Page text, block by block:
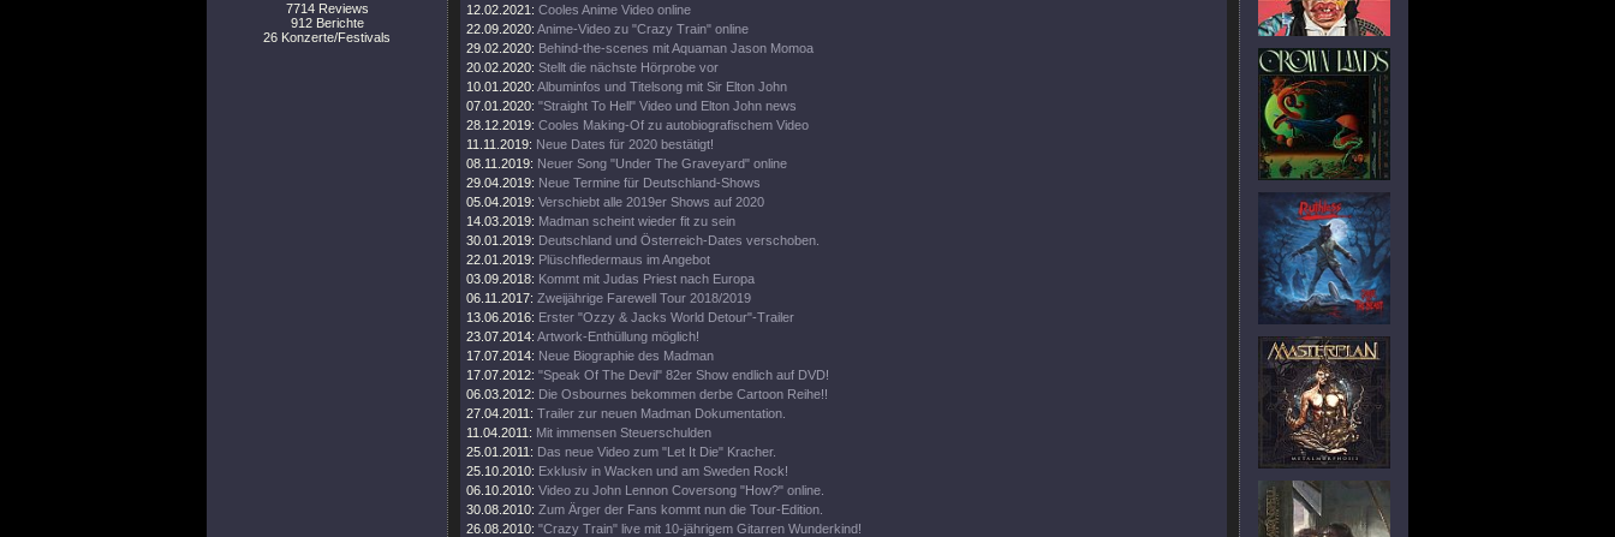
7714 Reviews
912 Berichte
26 Konzerte/Festivals
12.02.2021: Cooles Anime Video online
22.09.2020: Anime-Video zu "Crazy Train" online
29.02.2020: Behind-the-scenes mit Aquaman Jason Momoa
20.02.2020: Stellt die nächste Hörprobe vor
10.01.2020: Albuminfos und Titelsong mit Sir Elton John
07.01.2020: "Straight To Hell" Video und Elton John news
28.12.2019: Cooles Making-Of zu autobiografischem Video
11.11.2019: Neue Dates für 2020 bestätigt!
08.11.2019: Neuer Song "Under The Graveyard" online
29.04.2019: Neue Termine für Deutschland-Shows
05.04.2019: Verschiebt alle 2019er Shows auf 2020
14.03.2019: Madman scheint wieder fit zu sein
30.01.2019: Deutschland und Österreich-Dates verschoben.
22.01.2019: Plüschfledermaus im Angebot
03.09.2018: Kommt mit Judas Priest nach Europa
06.11.2017: Zweijährige Farewell Tour 2018/2019
13.06.2016: Erster "Ozzy & Jacks World Detour"-Trailer
23.07.2014: Artwork-Enthüllung möglich!
17.07.2014: Neue Biographie des Madman
17.07.2012: "Speak Of The Devil" 82er Show endlich auf DVD!
06.03.2012: Die Osbournes bekommen derbe Cartoon Reihe!!
27.04.2011: Trailer zur neuen Madman Dokumentation.
11.04.2011: Mit immensen Steuerschulden
25.01.2011: Das neue Video zum "Let It Die" Kracher.
25.10.2010: Exklusiv in Wacken und am Sweden Rock!
06.10.2010: Video zu John Lennon Coversong "How?" online.
30.08.2010: Zum Ärger der Fans kommt nun die Tour-Edition.
26.08.2010: "Crazy Train" live mit 10-jährigem Gitarren Wunderkind!